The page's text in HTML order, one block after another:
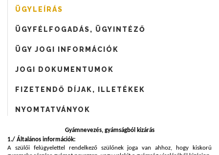
ÜGYLEÍRÁS
ÜGYFÉLFOGADÁS, ÜGYINTÉZŐ
ÜGY JOGI INFORMÁCIÓK
JOGI DOKUMENTUMOK
FIZETENDŐ DÍJAK, ILLETÉKEK
NYOMTATVÁNYOK